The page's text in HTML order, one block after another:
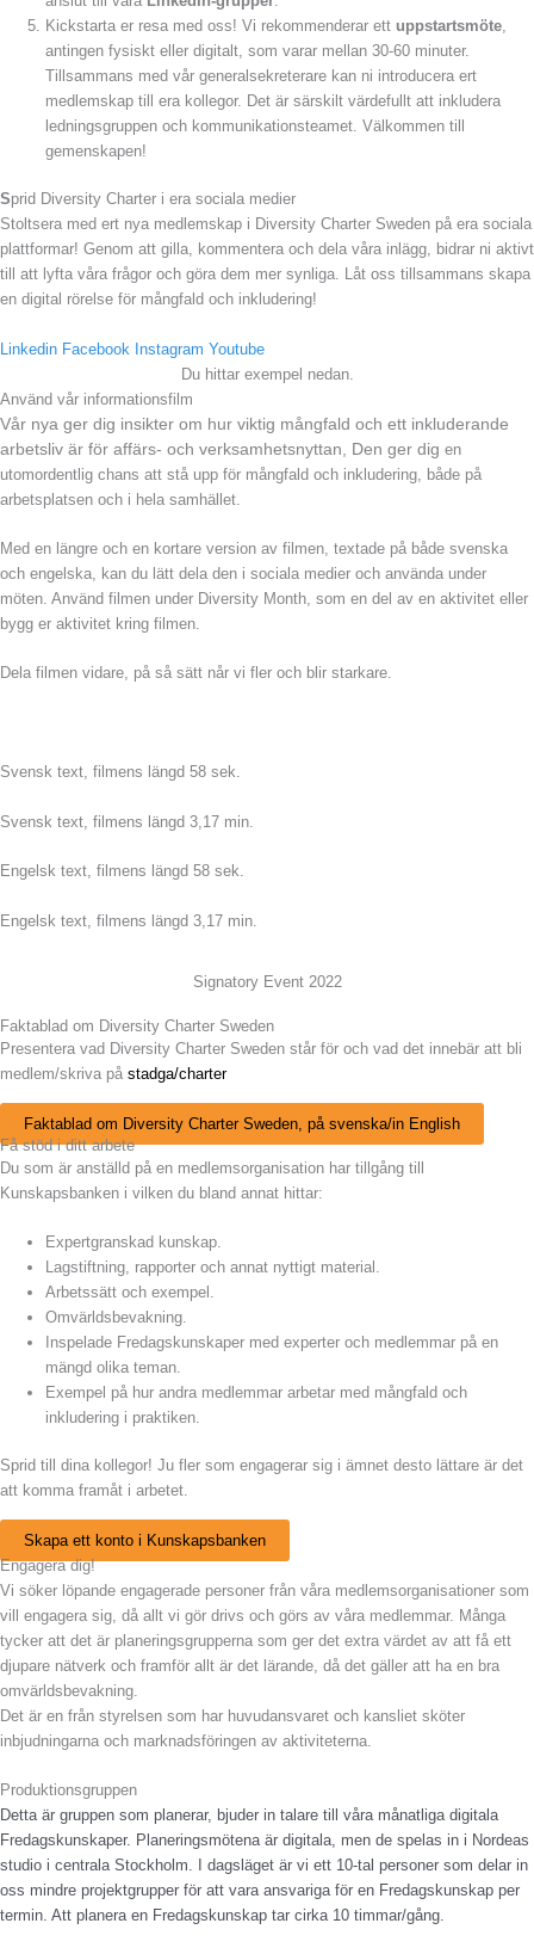
Kickstarta er resa med oss! Vi rekommenderar ettuppstartsmöte
antingen fysiskt eller digitalt, som varar mellan 30-60 minuter.
Tillsammans med vår generalsekreterare kan ni introducera ert
medlemskap till era kollegor. Det är särskilt värdefullt att inkludera
ledningsgruppen och kommunikationsteamet. Välkommen till
gemenskapen!
Sprid Diversity Charter i era sociala medier
Stoltsera med ert nya medlemskap i Diversity Charter Sweden på era sociala
plattformar! Genom att gilla, kommentera och dela våra inlägg, bidrar ni aktivt
till att lyfta våra frågor och göra dem mer synliga. Låt oss tillsammans skapa
en digital rörelse för mångfald och inkludering!
Linkedin Facebook Instagram Youtube
Du hittar exempel nedan.
Använd vår informationsfilm
Vår nya ger dig insikter om hur viktig mångfald och ett inkluderande
arbetsliv är för affärs- och verksamhetsnyttan, Den ger dig en
utomordentlig chans att stå upp för mångfald och inkludering, både på
arbetsplatsen och i hela samhället.
Med en längre och en kortare version av filmen, textade på både svenska
och engelska, kan du lätt dela den i sociala medier och använda under
möten. Använd filmen under Diversity Month, som en del av en aktivitet eller
bygg er aktivitet kring filmen.
Dela filmen vidare, på så sätt når vi fler och blir starkare.
Svensk text, filmens längd 58 sek.
Svensk text, filmens längd 3,17 min.
Engelsk text, filmens längd 58 sek.
Engelsk text, filmens längd 3,17 min.
Signatory Event 2022
Faktablad om Diversity Charter Sweden
Presentera vad Diversity Charter Sweden står för och vad det innebär att bli
medlem/skriva på stadga/charter
Faktablad om Diversity Charter Sweden, på svenska/in English
Få stöd i ditt arbete
Du som är anställd på en medlemsorganisation har tillgång till
Kunskapsbanken i vilken du bland annat hittar:
Expertgranskad kunskap.
Lagstiftning, rapporter och annat nyttigt material.
Arbetssätt och exempel.
Omvärldsbevakning.
Inspelade Fredagskunskaper med experter och medlemmar på en
mängd olika teman.
Exempel på hur andra medlemmar arbetar med mångfald och
inkludering i praktiken.
Sprid till dina kollegor! Ju fler som engagerar sig i ämnet desto lättare är det
att komma framåt i arbetet.
Skapa ett konto i Kunskapsbanken
Engagera dig!
Vi söker löpande engagerade personer från våra medlemsorganisationer som
vill engagera sig, då allt vi gör drivs och görs av våra medlemmar. Många
tycker att det är planeringsgrupperna som ger det extra värdet av att få ett
djupare nätverk och framför allt är det lärande, då det gäller att ha en bra
omvärldsbevakning.
Det är en från styrelsen som har huvudansvaret och kansliet sköter
inbjudningarna och marknadsföringen av aktiviteterna.
Produktionsgruppen
Detta är gruppen som planerar, bjuder in talare till våra månatliga digitala
Fredagskunskaper. Planeringsmötena är digitala, men de spelas in i Nordeas
studio i centrala Stockholm. I dagsläget är vi ett 10-tal personer som delar in
oss mindre projektgrupper för att vara ansvariga för en Fredagskunskap per
termin. Att planera en Fredagskunskap tar cirka 10 timmar/gång.